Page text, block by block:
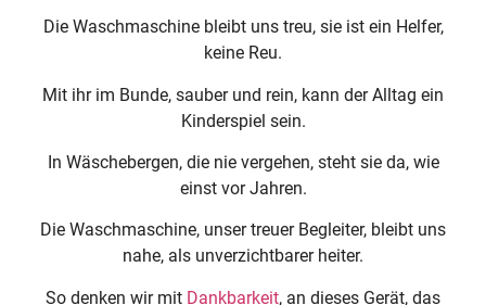
Die Waschmaschine bleibt uns treu, sie ist ein Helfer,
keine Reu.
Mit ihr im Bunde, sauber und rein, kann der Alltag ein
Kinderspiel sein.
In Wäschebergen, die nie vergehen, steht sie da, wie
einst vor Jahren.
Die Waschmaschine, unser treuer Begleiter, bleibt uns
nahe, als unverzichtbarer heiter.
So denken wir mit Dankbarkeit, an dieses Gerät, das